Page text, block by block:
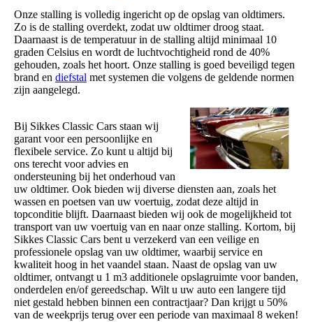
Onze stalling is volledig ingericht op de opslag van oldtimers.
Zo is de stalling overdekt, zodat uw oldtimer droog staat.
Daarnaast is de temperatuur in de stalling altijd minimaal 10
graden Celsius en wordt de luchtvochtigheid rond de 40%
gehouden, zoals het hoort. Onze stalling is goed beveiligd tegen
brand en diefstal met systemen die volgens de geldende normen
zijn aangelegd.
Bij Sikkes Classic Cars staan wij
garant voor een persoonlijke en
flexibele service. Zo kunt u altijd bij
ons terecht voor advies en
ondersteuning bij het onderhoud van
uw oldtimer. Ook bieden wij diverse diensten aan, zoals het
wassen en poetsen van uw voertuig, zodat deze altijd in
topconditie blijft. Daarnaast bieden wij ook de mogelijkheid tot
transport van uw voertuig van en naar onze stalling. Kortom, bij
Sikkes Classic Cars bent u verzekerd van een veilige en
professionele opslag van uw oldtimer, waarbij service en
kwaliteit hoog in het vaandel staan. Naast de opslag van uw
oldtimer, ontvangt u 1 m3 additionele opslagruimte voor banden,
onderdelen en/of gereedschap. Wilt u uw auto een langere tijd
niet gestald hebben binnen een contractjaar? Dan krijgt u 50%
van de weekprijs terug over een periode van maximaal 8 weken!